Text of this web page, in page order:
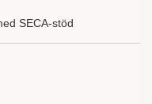
SECA-stöd